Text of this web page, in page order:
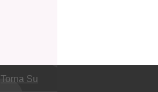
Torna Su